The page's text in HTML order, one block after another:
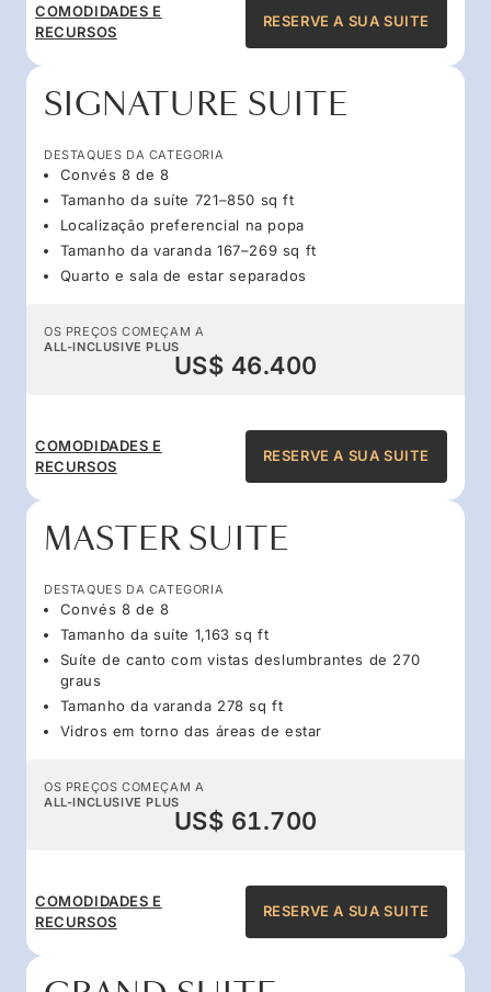
COMODIDADES E
RECURSOS
RESERVE A SUA SUITE
SIGNATURE SUITE
DESTAQUES DA CATEGORIA
Convés 8 de 8
Tamanho da suíte 721–850 sq ft
Localização preferencial na popa
Tamanho da varanda 167–269 sq ft
Quarto e sala de estar separados
OS PREÇOS COMEÇAM A
ALL-INCLUSIVE PLUS
US$ 46.400
COMODIDADES E
RECURSOS
RESERVE A SUA SUITE
MASTER SUITE
DESTAQUES DA CATEGORIA
Convés 8 de 8
Tamanho da suíte 1,163 sq ft
Suíte de canto com vistas deslumbrantes de 270
graus
Tamanho da varanda 278 sq ft
Vidros em torno das áreas de estar
OS PREÇOS COMEÇAM A
ALL-INCLUSIVE PLUS
US$ 61.700
COMODIDADES E
RECURSOS
RESERVE A SUA SUITE